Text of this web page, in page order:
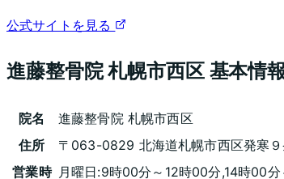
公式サイトを見る
進藤整骨院 札幌市西区基本情
院名
進藤整骨院 札幌市西区
住所
〒063-0829 北海道札幌市西区発寒
営業時 月曜日:9時00分～12時00分,14時00